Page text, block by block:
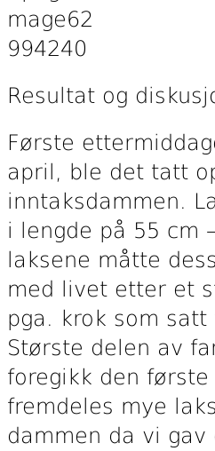
Resultat og
Første
april, ble det tatt
inntaksdammen.
i lengde på 55 cm
laksene måtte
med livet etter et
pga. krok som
Største delen av
foregikk den
fremdeles mye
dammen da vi